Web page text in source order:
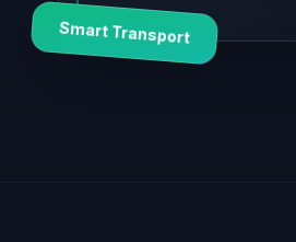
Smart Transport